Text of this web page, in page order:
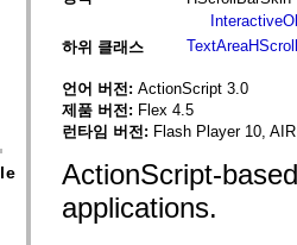
하위 클래스
언어 버전: ActionScript 3.0
제품 버전: Flex 4.5
런타임 버전: Flash Player 10,
ActionScript-
applications.